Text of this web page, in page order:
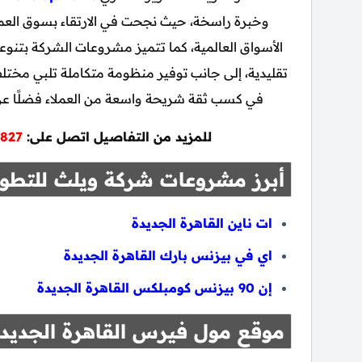
وخبرة راسخة، حيث نجحت في الارتقاء بسوق
الأسواق العالمية، كما تتميز مشروعات الشركة
تقليدية، إلى جانب توفير منظومة متكاملة تلبي
في كسب ثقة شريحة واسعة من العملاء فضلًا عن
للمزيد من التفاصيل اتصل على:
أبرز مشروعات شركة ويلث
ات ناين القاهرة الجديدة
اي في بيزنس بارك القاهرة الجديدة
إن 90 بيزنس كومبلكس القاهرة الجديدة
موقع مول فيرس القاهرة